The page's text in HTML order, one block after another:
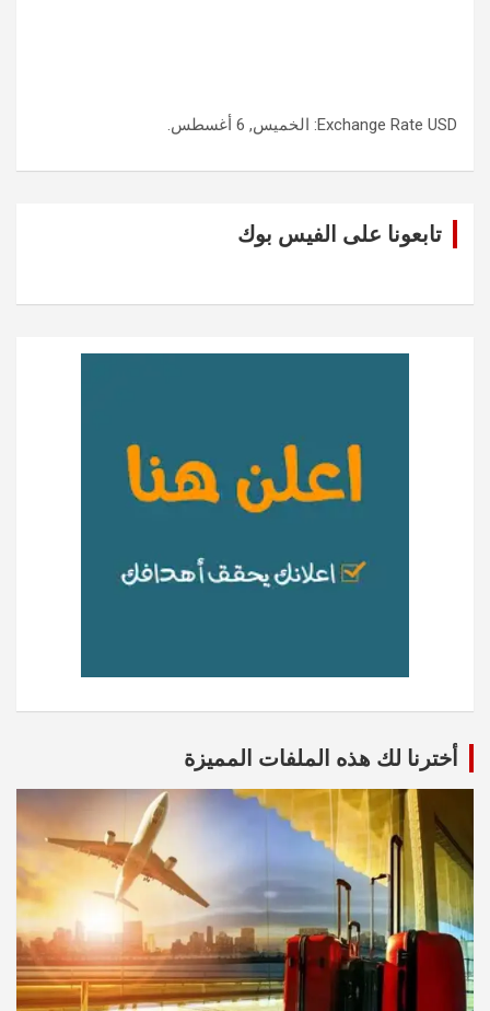
Exchange Rate USD : الخميس, 6 أغسطس.
تابعونا على الفيس بوك
أخترنا لك هذه الملفات المميزة